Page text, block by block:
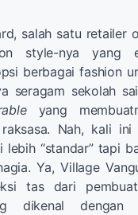
salah satu retailer
style-nya yang
berbagai fashion
seragam sekolah
yang
Nah, kali
lebih “standar” tapi
Ya, Village
tas dari
dikenal dengan